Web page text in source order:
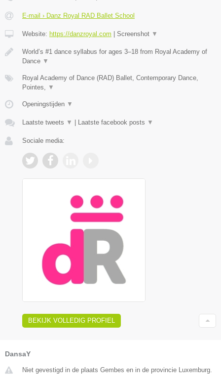
E-mail › Danz Royal RAD Ballet School
Website: https://danzroyal.com | Screenshot ▼
World’s #1 dance syllabus for ages 3–18 from Royal Academy of
Dance ▼
Royal Academy of Dance (RAD) Ballet, Contemporary Dance,
Pointes,
▼
Openingstijden ▼
Laatste tweets ▼ | Laatste facebook posts ▼
Sociale media:
BEKIJK VOLLEDIG PROFIEL
DansaY
Niet gevestigd in de plaats Gembes en in de provincie Luxemburg.